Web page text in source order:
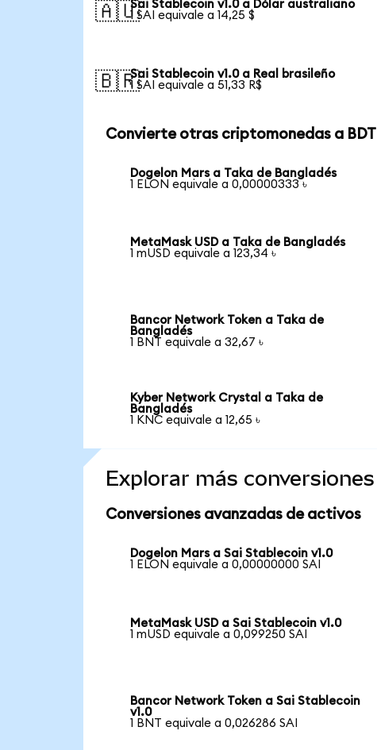
🇦🇺Sai Stablecoin v1.0 a Dólar australiano
1 SAI equivale a 14,25 $
🇧🇷Sai Stablecoin v1.0 a Real brasileño
1 SAI equivale a 51,33 R$
Convierte otras criptomonedas a BDT
Dogelon Mars a Taka de Bangladés
1 ELON equivale a 0,00000333 ৳
MetaMask USD a Taka de Bangladés
1 mUSD equivale a 123,34 ৳
Bancor Network Token a Taka de
Bangladés
1 BNT equivale a 32,67 ৳
Kyber Network Crystal a Taka de
Bangladés
1 KNC equivale a 12,65 ৳
Explorar más conversiones
Conversiones avanzadas de activos
Dogelon Mars a Sai Stablecoin v1.0
1 ELON equivale a 0,00000000 SAI
MetaMask USD a Sai Stablecoin v1.0
1 mUSD equivale a 0,099250 SAI
Bancor Network Token a Sai Stablecoin
v1.0
1 BNT equivale a 0,026286 SAI